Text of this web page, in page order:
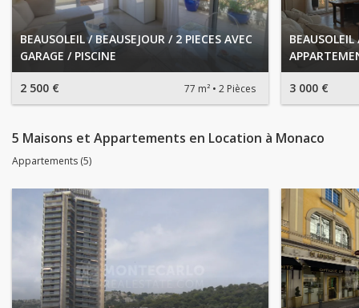
BEAUSOLEIL / BEAUSEJOUR / 2 PIECES AVEC
GARAGE / PISCINE
2 500 € 77 m² 2 Pièces 3 000 €
5 Maisons et Appartements en Location à Monaco
Appartements (5)